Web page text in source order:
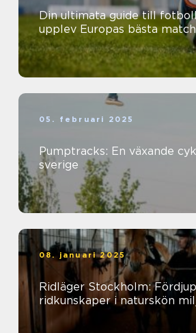
Din ultimata guide till
upplev Europas bästa
05. februari 2025
Pumptracks: En växande
sverige
08. januari 2025
Ridläger Stockholm:
ridkunskaper i naturskön